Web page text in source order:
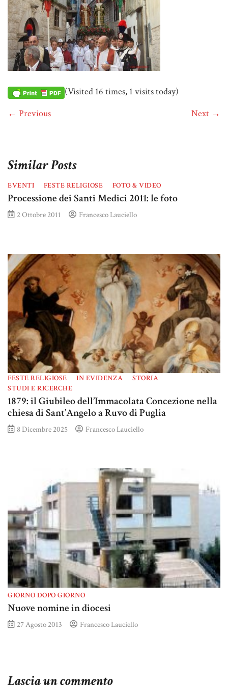
(Visited 16 times, 1 visits today)
← Previous
Next →
Similar Posts
EVENTI FESTE RELIGIOSE FOTO & VIDEO
Processione dei Santi Medici 2011: le foto
2 Ottobre 2011 Francesco Lauciello
FESTE RELIGIOSE IN EVIDENZA
STORIA
STUDI E RICERCHE
1879: il Giubileo dell’Immacolata Concezione nella
chiesa di Sant’Angelo a Ruvo di Puglia
8 Dicembre 2025 Francesco Lauciello
GIORNO DOPO GIORNO
Nuove nomine in diocesi
27 Agosto 2013 Francesco Lauciello
Lascia un commento